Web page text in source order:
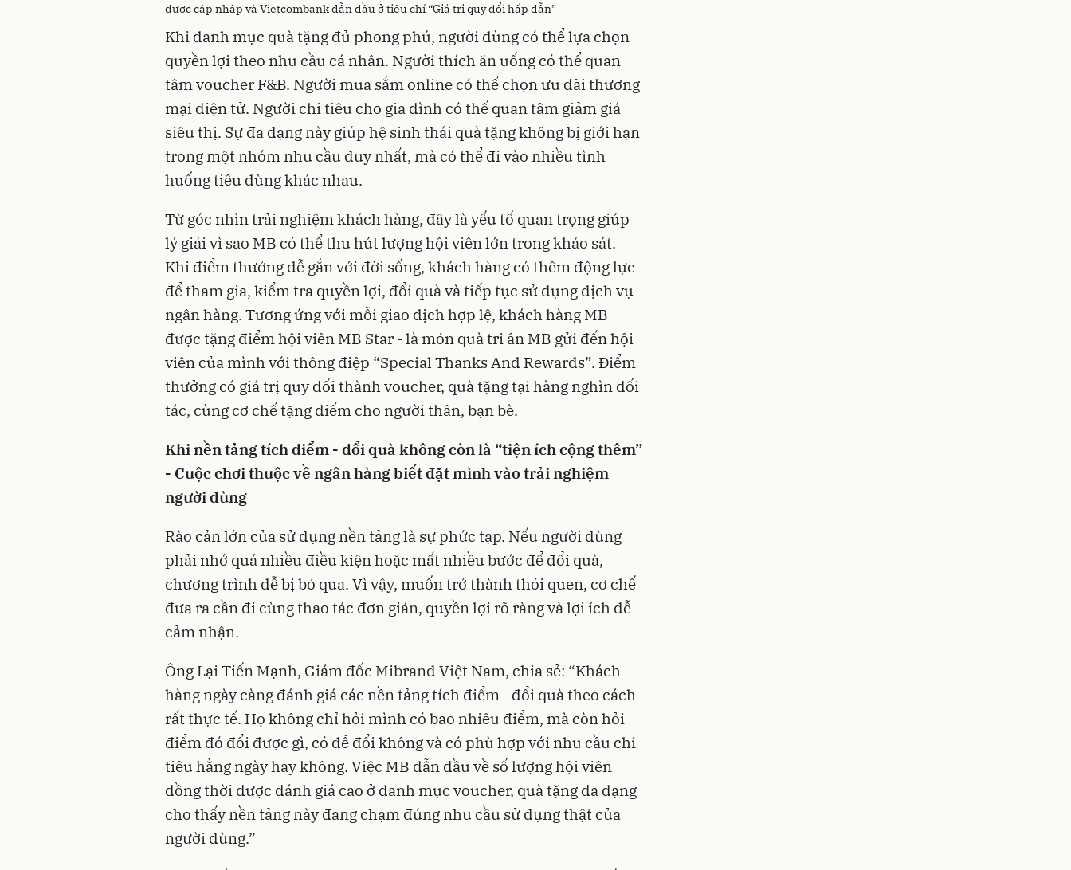
được cập nhập và Vietcombank dẫn đầu ở tiêu chí “Giá trị quy đổi hấp dẫn”
Khi danh mục quà tặng đủ phong phú, người dùng có thể lựa chọn
quyền lợi theo nhu cầu cá nhân. Người thích ăn uống có thể quan
tâm voucher F&B. Người mua sắm online có thể chọn ưu đãi thương
mại điện tử. Người chi tiêu cho gia đình có thể quan tâm giảm giá
siêu thị. Sự đa dạng này giúp hệ sinh thái quà tặng không bị giới hạn
trong một nhóm nhu cầu duy nhất, mà có thể đi vào nhiều tình
huống tiêu dùng khác nhau.
Từ góc nhìn trải nghiệm khách hàng, đây là yếu tố quan trọng giúp
lý giải vì sao MB có thể thu hút lượng hội viên lớn trong khảo sát.
Khi điểm thưởng dễ gắn với đời sống, khách hàng có thêm động lực
để tham gia, kiểm tra quyền lợi, đổi quà và tiếp tục sử dụng dịch vụ
ngân hàng. Tương ứng với mỗi giao dịch hợp lệ, khách hàng MB
được tặng điểm hội viên MB Star - là món quà tri ân MB gửi đến hội
viên của mình với thông điệp “Special Thanks And Rewards”. Điểm
thưởng có giá trị quy đổi thành voucher, quà tặng tại hàng nghìn đối
tác, cùng cơ chế tặng điểm cho người thân, bạn bè.
Khi nền tảng tích điểm - đổi quà không còn là “tiện ích cộng thêm”
- Cuộc chơi thuộc về ngân hàng biết đặt mình vào trải nghiệm
người dùng
Rào cản lớn của sử dụng nền tảng là sự phức tạp. Nếu người dùng
phải nhớ quá nhiều điều kiện hoặc mất nhiều bước để đổi quà,
chương trình dễ bị bỏ qua. Vì vậy, muốn trở thành thói quen, cơ chế
đưa ra cần đi cùng thao tác đơn giản, quyền lợi rõ ràng và lợi ích dễ
cảm nhận.
Ông Lại Tiến Mạnh, Giám đốc Mibrand Việt Nam, chia sẻ: “Khách
hàng ngày càng đánh giá các nền tảng tích điểm - đổi quà theo cách
rất thực tế. Họ không chỉ hỏi mình có bao nhiêu điểm, mà còn hỏi
điểm đó đổi được gì, có dễ đổi không và có phù hợp với nhu cầu chi
tiêu hằng ngày hay không. Việc MB dẫn đầu về số lượng hội viên
đồng thời được đánh giá cao ở danh mục voucher, quà tặng đa dạng
cho thấy nền tảng này đang chạm đúng nhu cầu sử dụng thật của
người dùng.”